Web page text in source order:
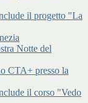
il progetto "La
Notte del
CTA+ presso la
il corso "Vedo